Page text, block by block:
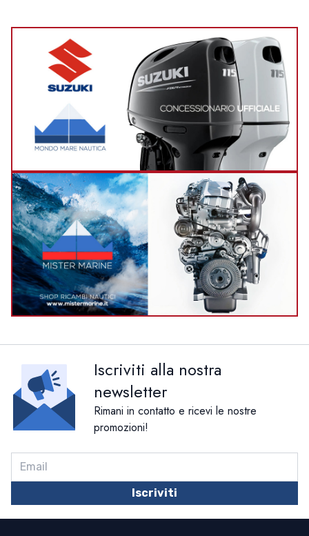
Iscriviti alla nostra
newsletter
Rimani in contatto e ricevi le nostre
promozioni!
Iscriviti